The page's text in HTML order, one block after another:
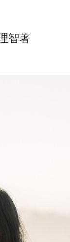
智著